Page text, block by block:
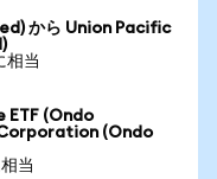
から Union Pacific
相当
ETF (Ondo
(Ondo
当